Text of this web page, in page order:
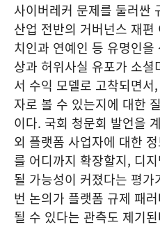
사이버레커 문제를 둘러싼
산업 전반의 거버넌스 재
치인과 연예인 등 유명인
상과 허위사실 유포가 소
서 수익 모델로 고착되면
자로 볼 수 있는지에 대한
이다. 국회 청문회 발언을
외 플랫폼 사업자에 대한
를 어디까지 확장할지, 디
될 가능성이 커졌다는 평
번 논의가 플랫폼 규제 패
될 수 있다는 관측도 제기